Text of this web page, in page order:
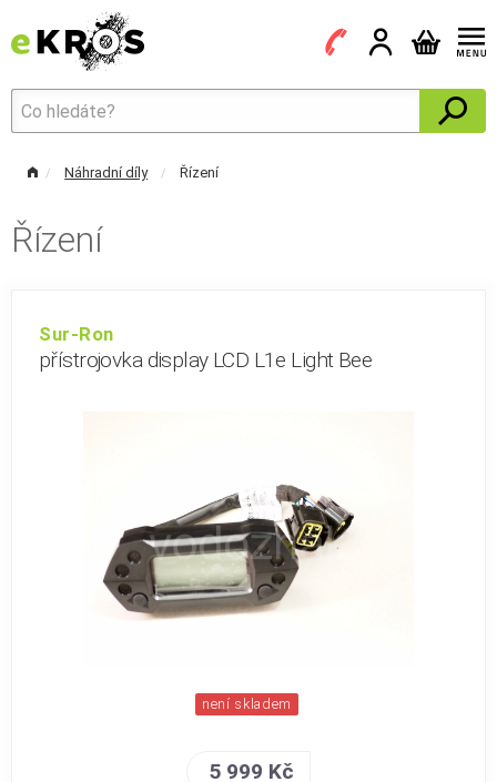
Náhradní díly Řízení
Řízení
Sur-Ron
přístrojovka display LCD L1e Light Bee
není skladem
5 999 Kč